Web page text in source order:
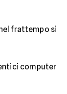
frattempo si
computer